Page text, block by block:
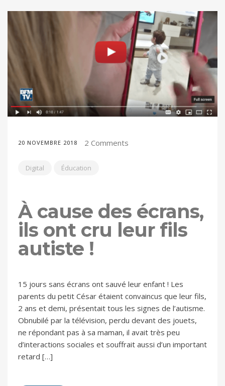
20 NOVEMBRE 2018 2 Comments
Digital Éducation
À cause des écrans,
ils ont cru leur fils
autiste !
15 jours sans écrans ont sauvé leur enfant ! Les
parents du petit César étaient convaincus que leur fils,
2 ans et demi, présentait tous les signes de l’autisme.
Obnubilé par la télévision, perdu devant des jouets,
ne répondant pas à sa maman, il avait très peu
d’interactions sociales et souffrait aussi d’un important
retard […]